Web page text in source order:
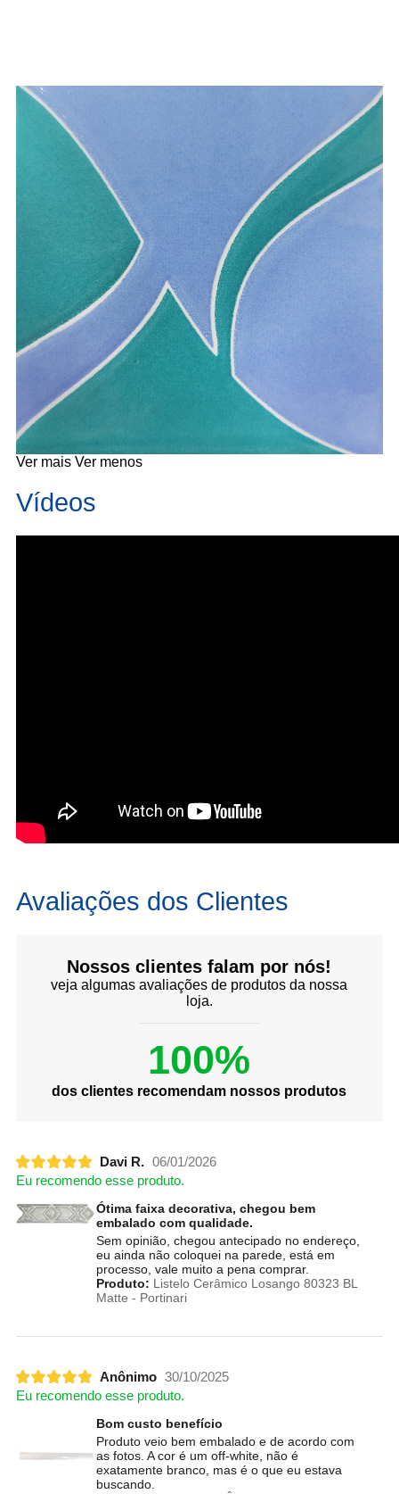
Ver mais Ver menos
Vídeos
Avaliações dos Clientes
Nossos clientes falam por nós!
veja algumas avaliações de produtos da nossa
loja.
100%
dos clientes recomendam nossos produtos
Davi R. 06/01/2026
Eu recomendo esse produto.
Ótima faixa decorativa, chegou bem
embalado com qualidade.
Sem opinião, chegou antecipado no endereço,
eu ainda não coloquei na parede, está em
processo, vale muito a pena comprar.
Produto: Listelo Cerâmico Losango 80323 BL
Matte - Portinari
Anônimo 30/10/2025
Eu recomendo esse produto.
Bom custo benefício
Produto veio bem embalado e de acordo com
as fotos. A cor é um off-white, não é
exatamente branco, mas é o que eu estava
buscando.